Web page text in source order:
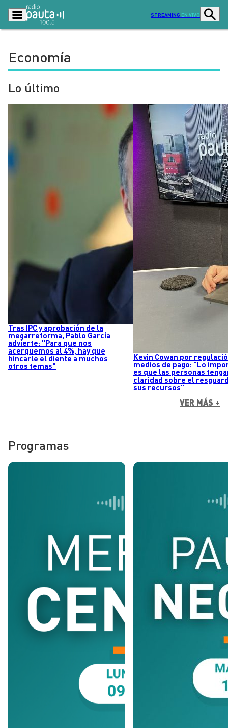
STREAMING EN VIVO
Lo Último
Economía
Sostenibilidad
Deportes
Opinión
Dato en Pauta Señal 2
Contenido Patrocinado
Economía
Lo último
Tras IPC y aprobación de la
megarreforma, Pablo García
advierte: "Para que nos
acerquemos al 4%, hay que
hincarle el diente a muchos
otros temas"
Kevin Cowan por
medios de pago: "Lo
es que las personas
claridad sobre el
sus recursos"
VER MÁS +
Programas